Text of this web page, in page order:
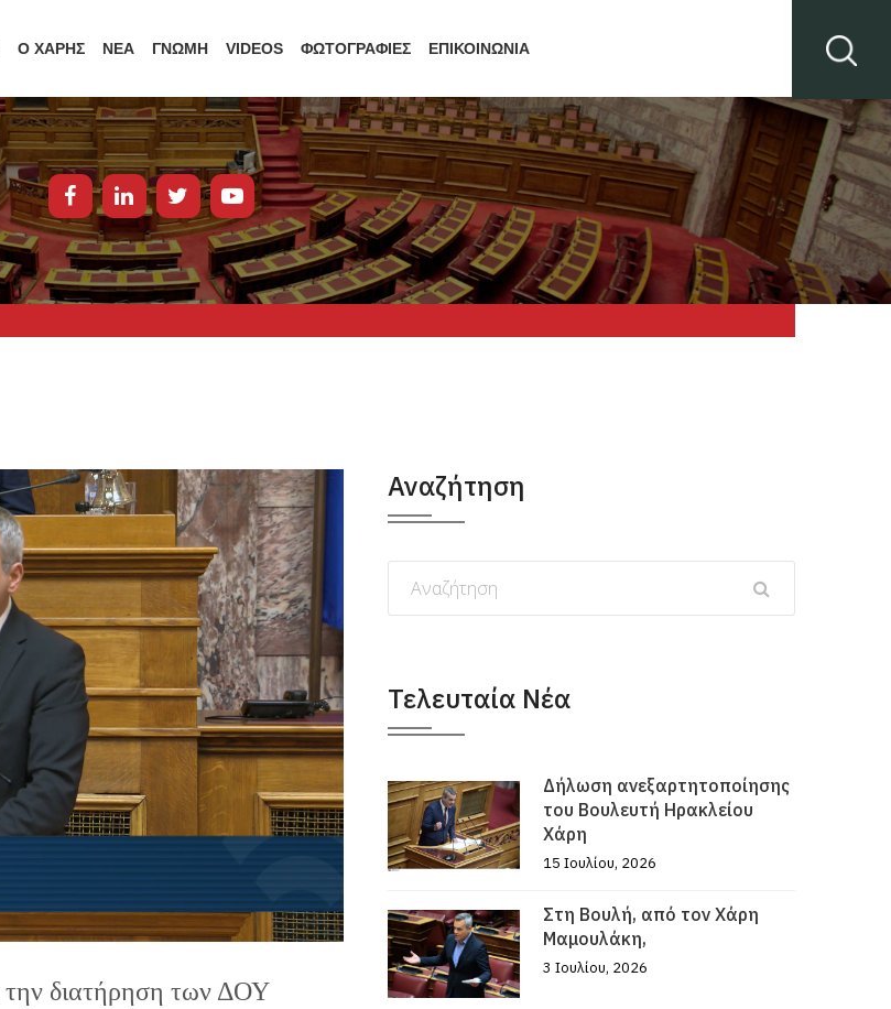
Ο ΧΑΡΗΣ ΝΕΑ ΓΝΩΜΗ VIDEOS ΦΩΤΟΓΡΑΦΙΕΣ ΕΠΙΚΟΙΝΩΝΙΑ
διατήρηση των ΔΟΥ
Αναζήτηση
Τελευταία Νέα
Δήλωση ανεξαρτητοποίησης
του Βουλευτή Ηρακλείου
Χάρη
15 Ιουλίου, 2026
Στη Βουλή, από τον Χάρη
Μαμουλάκη,
3 Ιουλίου, 2026